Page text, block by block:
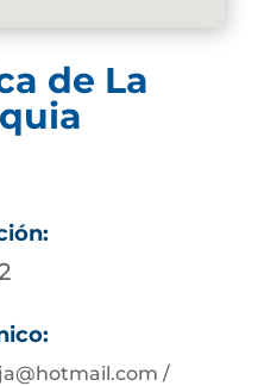
de La
/